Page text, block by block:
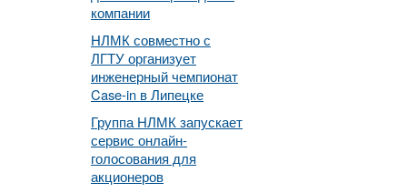
компании
НЛМК совместно с
ЛГТУ организует
инженерный чемпионат
Case-in в Липецке
Группа НЛМК запускает
сервис онлайн-
голосования для
акционеров